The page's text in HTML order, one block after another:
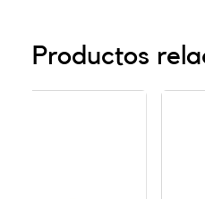
Productos